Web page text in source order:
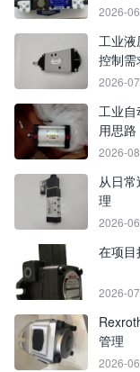
2026-
工业液
控制需
2026-
工业自
用思路
2026-
从日
理
2026-
在项目
2026-
管理
2026-